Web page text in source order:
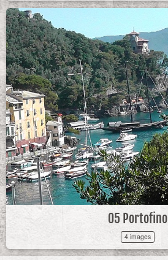
05 Portofino
4 images